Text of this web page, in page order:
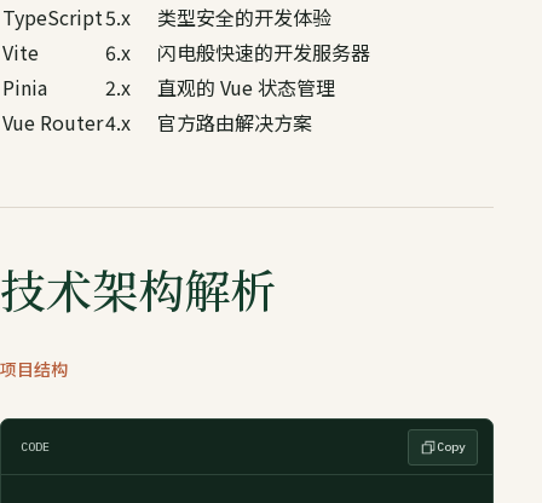
TypeScript5.x
类型安全的开发体验
Vite
6.x
闪电般快速的开发服务器
Pinia
2.x
直观的 Vue 状态管理
Vue Router4.x 官方路由解决方案
技术架构解析
项目结构
CODE Copy